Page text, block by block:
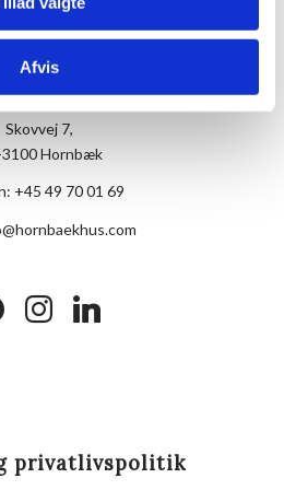
Afvis
Skovvej 7,
Hornbæk
+45 49 70 01 69
instagramlinkedin
privatlivspolitik